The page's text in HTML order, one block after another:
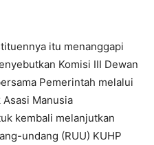
itu menanggapi
Komisi III Dewan
Pemerintah melalui
Manusia
kembali melanjutkan
undang (RUU) KUHP